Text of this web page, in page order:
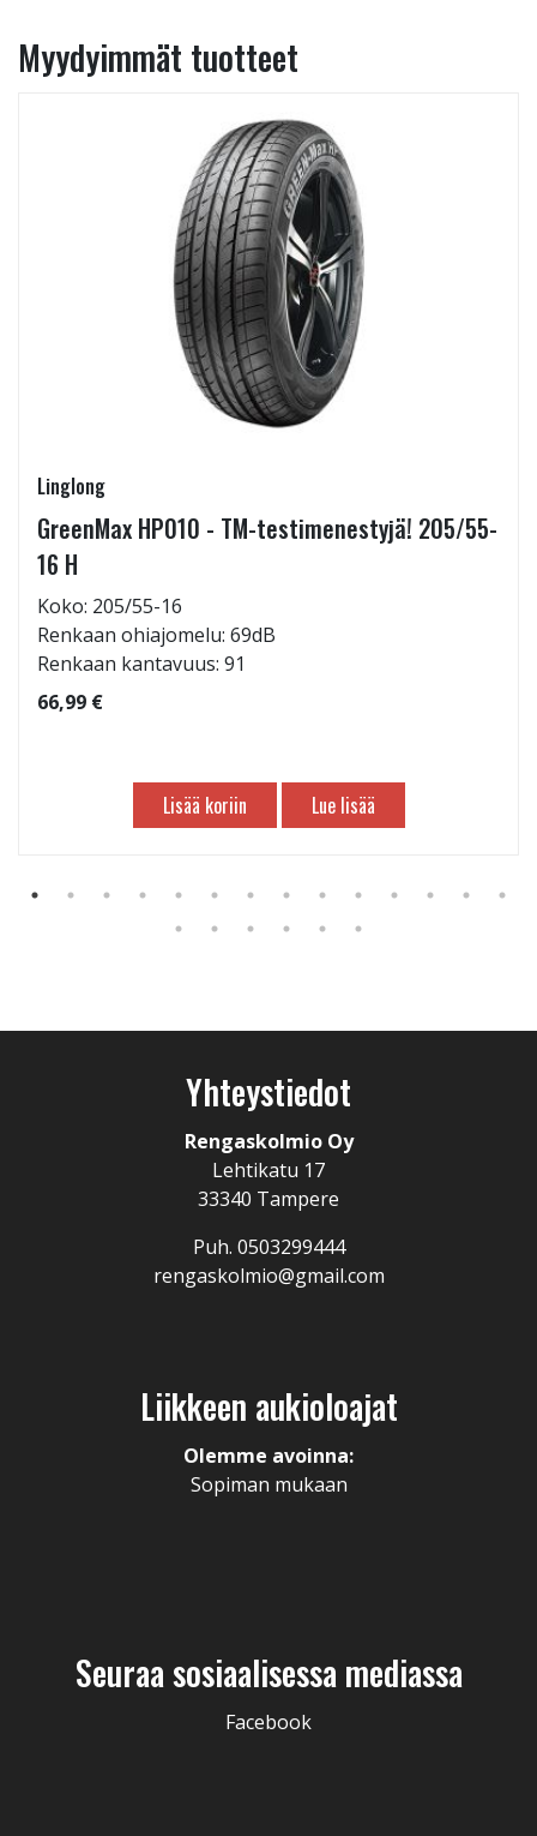
Myydyimmät tuotteet
Linglong
GreenMax HP010 - TM-testimenestyjä! 205/55-
16 H
Koko: 205/55-16
Renkaan ohiajomelu: 69dB
Renkaan kantavuus: 91
66,99 €
Lisää koriin Lue lisää
Yhteystiedot
Rengaskolmio Oy
Lehtikatu 17
33340 Tampere
Puh. 0503299444
rengaskolmio@gmail.com
Liikkeen aukioloajat
Olemme avoinna:
Sopiman mukaan
Seuraa sosiaalisessa mediassa
Facebook